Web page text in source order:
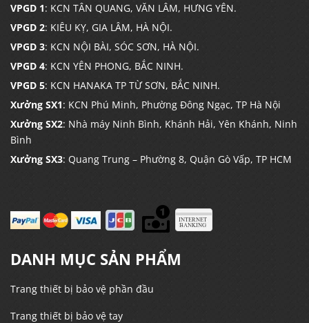
VPGD 1: KCN TÂN QUANG, VĂN LÂM, HƯNG YÊN.
VPGD 2: KIÊU KỴ, GIA LÂM, HÀ NỘI.
VPGD 3: KCN NỘI BÀI, SÓC SƠN, HÀ NỘI.
VPGD 4: KCN YÊN PHONG, BẮC NINH.
VPGD 5: KCN HANAKA TP TỪ SƠN, BẮC NINH.
Xưởng SX1: KCN Phú Minh, Phường Đông Ngạc, TP Hà Nội
Xưởng SX2: Nhà máy Ninh Bình, Khánh Hải, Yên Khánh, Ninh
Bình
Xưởng SX3: Quang Trung – Phường 8, Quận Gò Vấp, TP HCM
DANH MỤC SẢN PHẨM
Trang thiết bị bảo vệ phần đầu
Trang thiết bị bảo vệ tay